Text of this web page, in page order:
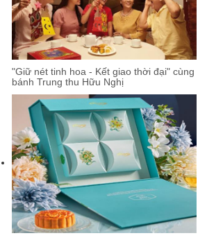
"Giữ nét tinh hoa - Kết giao thời đại" cùng
bánh Trung thu Hữu Nghị